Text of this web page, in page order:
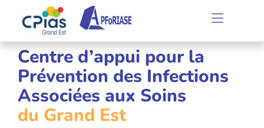
Centre d’appui pour la
Prévention des Infections
Associées aux Soins
du Grand Est